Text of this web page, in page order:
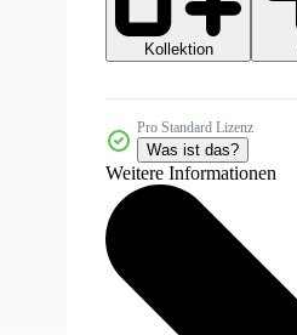
Kollektion
Pro Standard Lizenz
Was ist das?
Weitere Informationen